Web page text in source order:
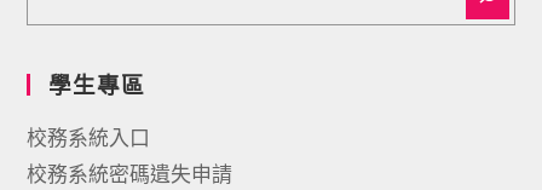
學生專區
校務系統入口
校務系統密碼遺失申請